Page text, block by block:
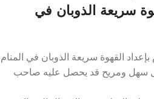
سريعة الذوبان في
القهوة سريعة الذوبان في المنام
سهل ومريح قد يحصل عليه صاحب